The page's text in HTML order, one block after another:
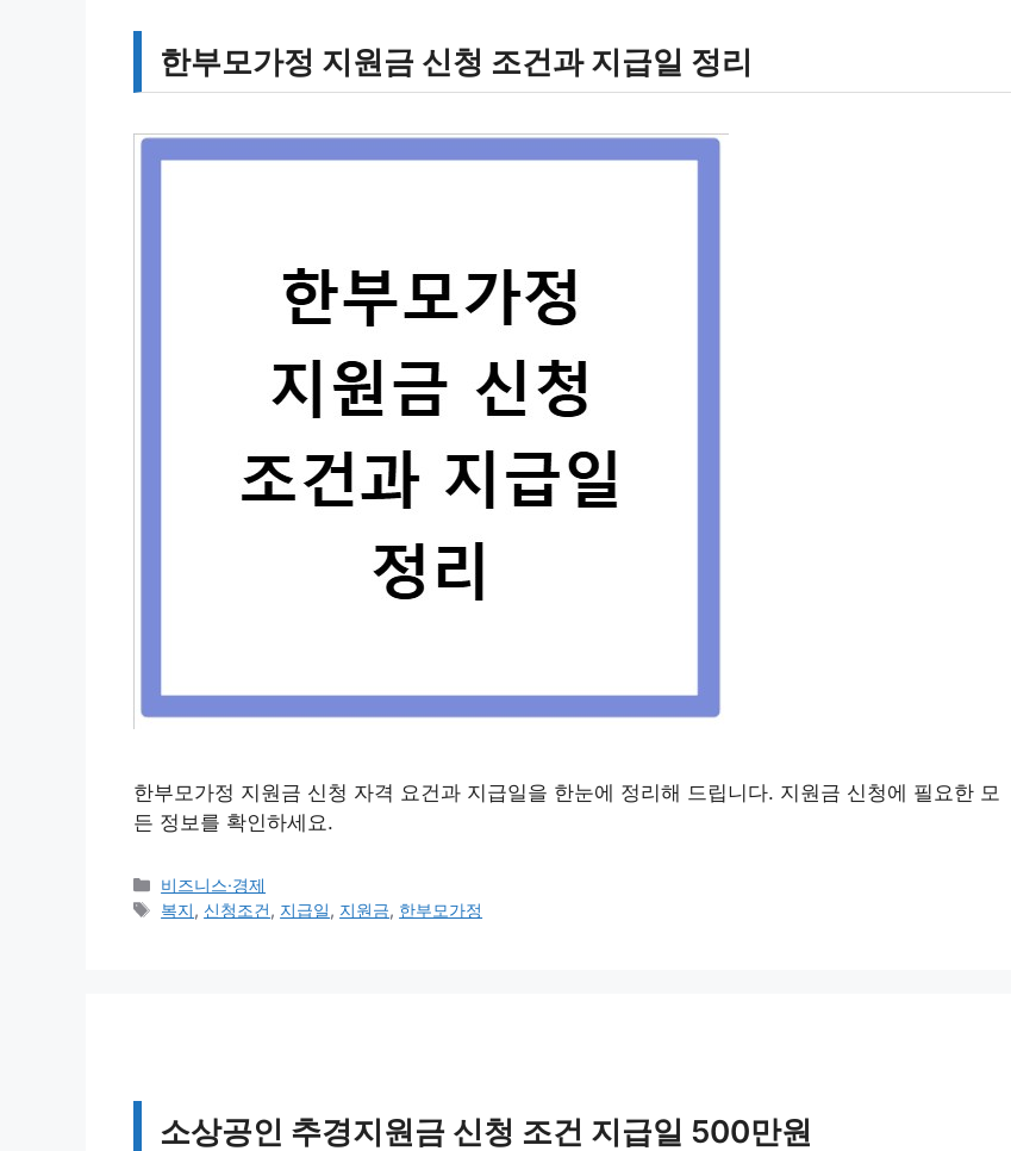
한부모가정 지원금 신청 조건과 지급일 정리
한부모가정 지원금 신청 자격 요건과 지급일을 한눈에 정리해 드립니다. 지원금 신청에 필요한 모
든 정보를 확인하세요.
카
테
비즈니스·경제
태
복지, 신청조건, 지급일, 지원금, 한부모가정
소상공인 추경지원금 신청 조건 지급일 500만원